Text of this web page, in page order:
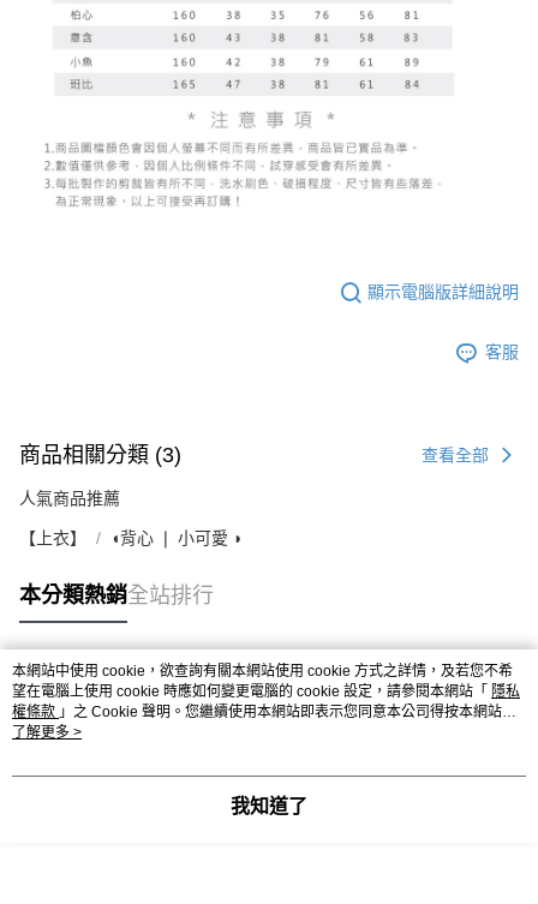
顯示電腦版詳細說明
客服
商品相關分類 (3) 查看全部
人氣商品推薦
【上衣】 ◖背心 ❘ 小可愛 ◗
本分類熱銷全站排行
熱門標籤
本網站中使用 cookie，欲查詢有關本網站使用 cookie 方式之詳情，及若您不希
望在電腦上使用 cookie 時應如何變更電腦的 cookie 設定，請參閱本網站「 隱私
權條款 」之 Cookie 聲明。您繼續使用本網站即表示您同意本公司得按本網站使
用條款之 Cookie 聲明使用 cookie。
了解更多 >
我知道了